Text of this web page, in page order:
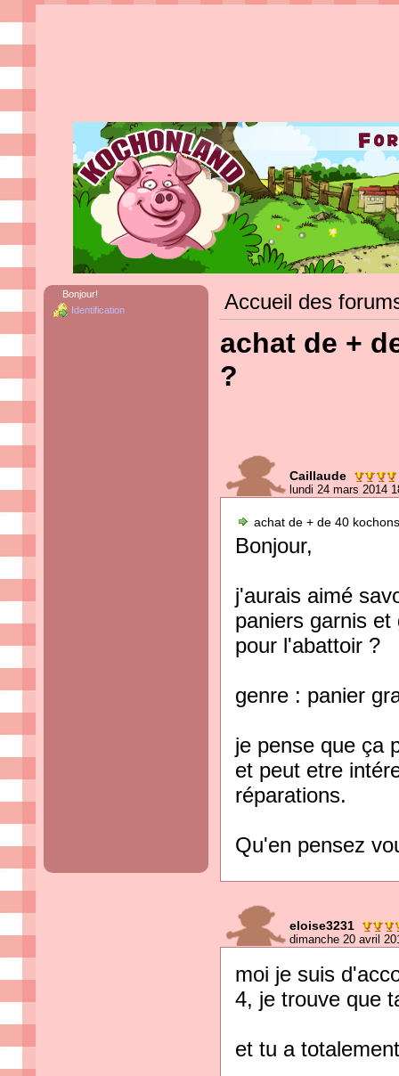
Bonjour!
Identification
Accueil des
achat de +
?
Caillaude
lundi 24 mars 2014
achat de + de 40
Bonjour,
j'aurais aimé
paniers garnis
pour l'abattoir ?
genre : panier
je pense que ça
et peut etre
réparations.
Qu'en pensez
eloise3231
dimanche 20 avril
moi je suis
4, je trouve que
et tu a